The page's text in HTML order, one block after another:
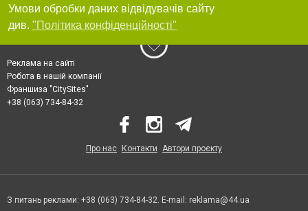
Умови обробки даних відвідувачів сайту
див. "Політика конфіденційності"
Реклама на сайті
Робота в нашій компанії
Франшиза "CitySites"
+38 (063) 734-84-32
Про нас Контакти Автори проєкту
З питань реклами: +38 (063) 734-84-32. E-mail: reklama@44.ua